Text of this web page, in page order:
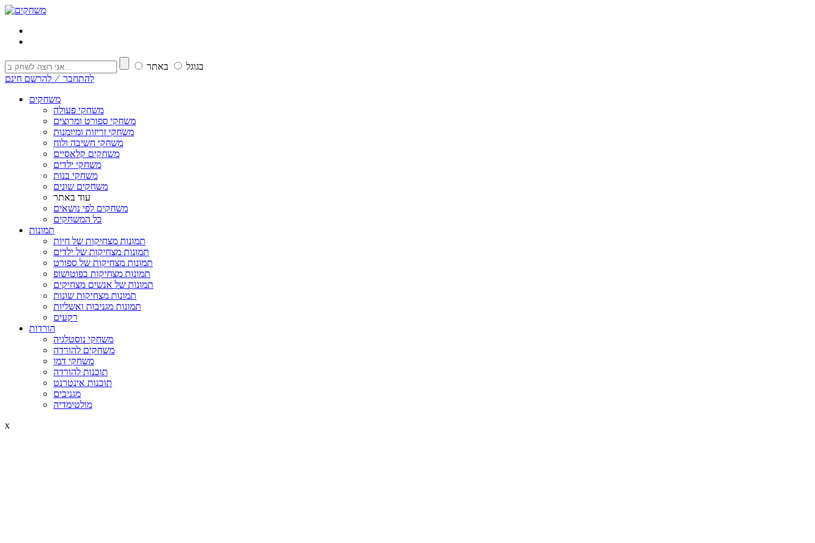
בגוגל
באתר
להתחבר ⁄ להרשם חינם
משחקים
משחקי פעולה
משחקי ספורט ומרוצים
משחקי זריזות ומיומנות
משחקי חשיבה ולוח
משחקים קלאסיים
משחקי ילדים
משחקי בנות
משחקים שונים
עוד באתר
משחקים לפי נושאים
כל המשחקים
תמונות
תמונות מצחיקות של חיות
תמונות מצחיקות של ילדים
תמונות מצחיקות של ספורט
תמונות מצחיקות בפוטושופ
תמונות של אנשים מצחיקים
תמונות מצחיקות שונות
תמונות מגניבות ואשליות
רקעים
הורדות
משחקי נוסטלגיה
משחקים להורדה
משחקי דמו
תוכנות להורדה
תוכנות אינטרנט
מגניבים
מולטימדיה
x